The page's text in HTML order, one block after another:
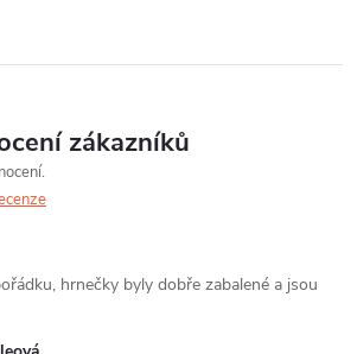
zákazníků
hrnečky byly dobře zabalené a jsou